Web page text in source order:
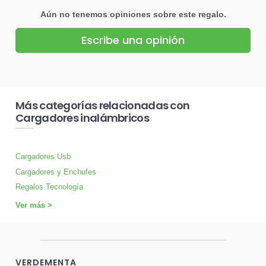
Aún no tenemos opiniones sobre este regalo.
Escribe una opinión
Más categorías relacionadas con
Cargadores inalámbricos
Cargadores Usb
Cargadores y Enchufes
Regalos Tecnología
Ver más >
VERDEMENTA